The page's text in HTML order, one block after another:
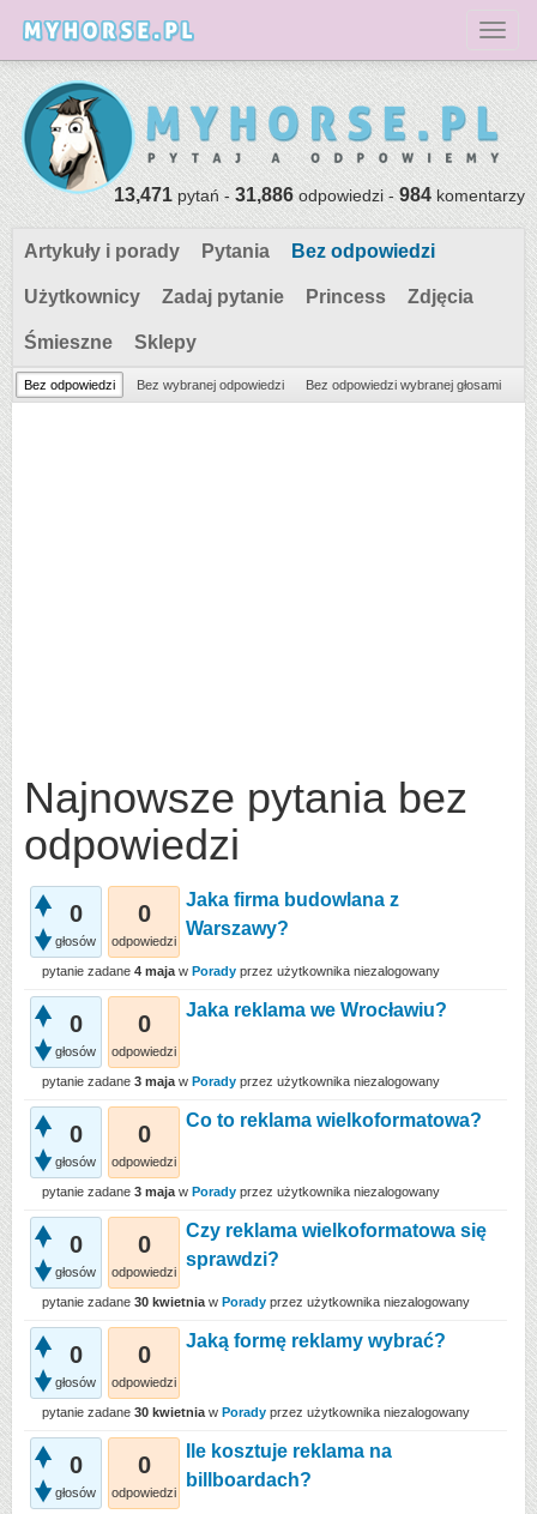
13,471pytań -31,886odpowiedzi -984komentarzy
Artykuły i porady Pytania Bez odpowiedzi
Użytkownicy Zadaj pytanie Princess Zdjęcia
Śmieszne Sklepy
Bez odpowiedzi Bez wybranej odpowiedzi Bez odpowiedzi wybranej głosami
Najnowsze pytania bez
odpowiedzi
0
głosów
0
odpowiedzi
Jaka firma budowlana z
Warszawy?
pytanie zadane 4 maja w Porady przez użytkownika niezalogowany
0
głosów
0
odpowiedzi
Jaka reklama we Wrocławiu?
pytanie zadane 3 maja w Porady przez użytkownika niezalogowany
0
głosów
0
odpowiedzi
Co to reklama wielkoformatowa?
pytanie zadane 3 maja w Porady przez użytkownika niezalogowany
0
głosów
0
odpowiedzi
Czy reklama wielkoformatowa się
sprawdzi?
pytanie zadane 30 kwietnia w Porady przez użytkownika niezalogowany
0
głosów
0
odpowiedzi
Jaką formę reklamy wybrać?
pytanie zadane 30 kwietnia w Porady przez użytkownika niezalogowany
0
głosów
0
odpowiedzi
Ile kosztuje reklama na
billboardach?